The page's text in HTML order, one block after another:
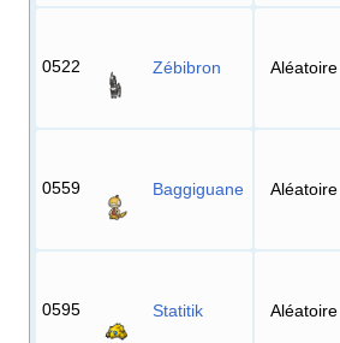
0522 Zébibron Aléatoire
0559 Baggiguane Aléatoire
0595 Statitik Aléatoire